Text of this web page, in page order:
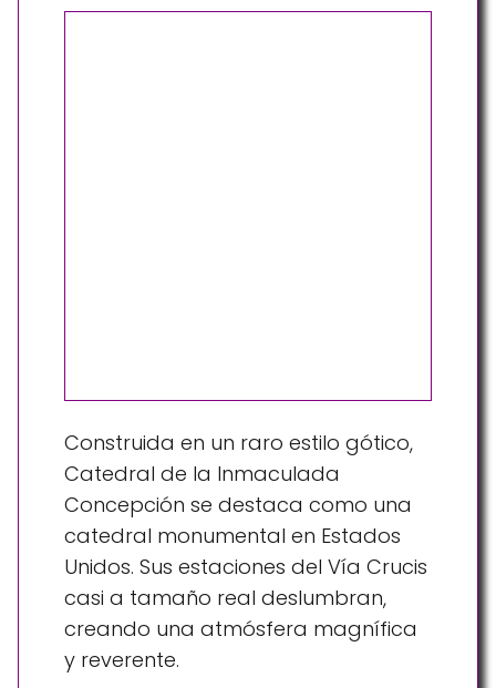
Construida en un raro estilo gótico,
Catedral de la Inmaculada
Concepción se destaca como una
catedral monumental en Estados
Unidos. Sus estaciones del Vía Crucis
casi a tamaño real deslumbran,
creando una atmósfera magnífica
y reverente.